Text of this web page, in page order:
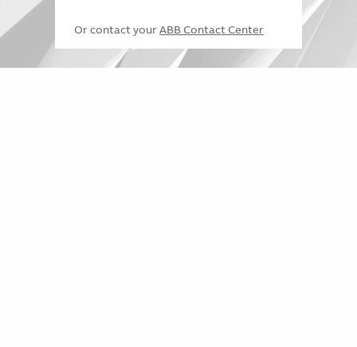
Or contact your ABB Contact Center